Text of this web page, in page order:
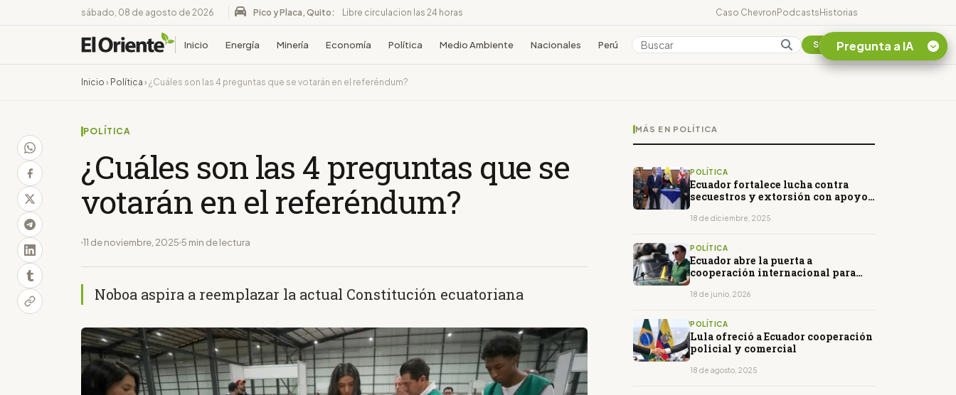
sábado, 08 de agosto de 2026 Pico y Placa, Quito: Libre circulacion las 24 horas Caso ChevronPodcastsHistorias
Inicio Energía Minería Economía Política Medio Ambiente Nacionales Perú Colombia Suscribirse
Inicio › Política › ¿Cuáles son las 4 preguntas que se votarán en el referéndum?
POLÍTICA
¿Cuáles son las 4 preguntas que se
votarán en el referéndum?
11 de noviembre, 2025 5 min de lectura
Noboa aspira a reemplazar la actual Constitución ecuatoriana
MÁS EN POLÍTICA
POLÍTICA
Ecuador fortalece lucha contra
secuestros y extorsión con apoyo
18 de diciembre, 2025
POLÍTICA
Ecuador abre la puerta a
cooperación internacional para
18 de junio, 2026
POLÍTICA
Lula ofreció a Ecuador cooperación
policial y comercial
18 de agosto, 2025
Pregunta a IA
¿En que consiste la